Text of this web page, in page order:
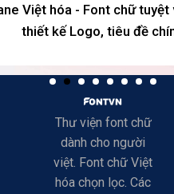
Việt hóa - Font chữ tuyệt
thiết kế Logo, tiêu đề
Thư viện font chữ
dành cho người
việt. Font chữ Việt
hóa chọn lọc. Các